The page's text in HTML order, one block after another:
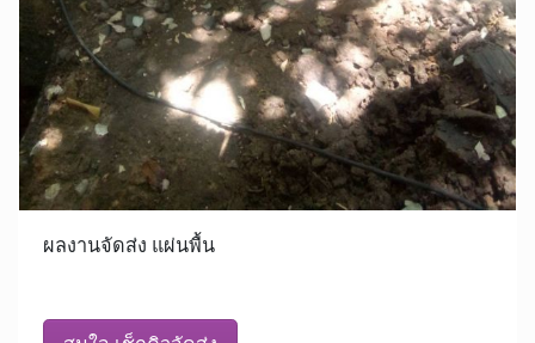
ผลงานจัดส่ง แผ่นพื้น